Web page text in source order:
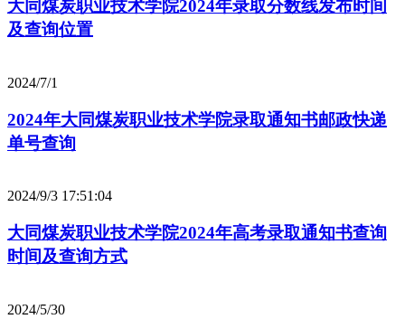
大同煤炭职业技术学院2024年录取分数线发布时间
及查询位置
2024/7/1
2024年大同煤炭职业技术学院录取通知书邮政快递
单号查询
2024/9/3 17:51:04
大同煤炭职业技术学院2024年高考录取通知书查询
时间及查询方式
2024/5/30